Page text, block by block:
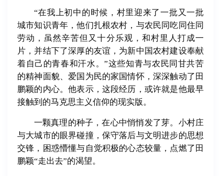
“在我上初中的时候，村里迎来了一批又一批
城市知识青年，他们扎根农村，与农民同吃同住同
劳动，虽然辛苦但又十分乐观，和村里人打成一
片，并结下了深厚的友谊，为新中国农村建设奉献
着自己的青春和汗水。”这些知青与农民同甘共苦
的精神面貌、爱国为民的家国情怀，深深触动了田
鹏颖的内心。他表示，这段经历，或许就是他最早
接触到的马克思主义信仰的现实版。
一颗真理的种子，在心中悄悄发了芽。小村庄
与大城市的眼界碰撞，保守落后与文明进步的思想
交锋，困惑懵懂与自觉积极的心态较量，点燃了田
鹏颖“走出去”的渴望。